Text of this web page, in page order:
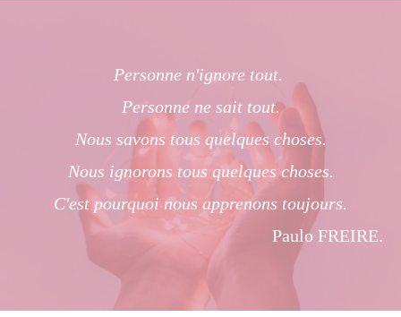
Personne n'ignore tout.
Personne ne sait tout.
Nous savons tous quelques choses.
Nous ignorons tous quelques choses.
C'est pourquoi nous apprenons toujours.
Paulo FREIRE.